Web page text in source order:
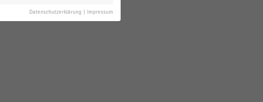
Datenschutzerklärung Impressum